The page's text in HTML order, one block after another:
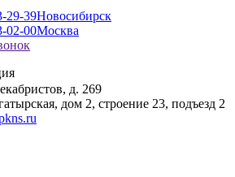
29-39Новосибирск
02-00Москва
д. 269
дом 2, строение 23, подъезд 2